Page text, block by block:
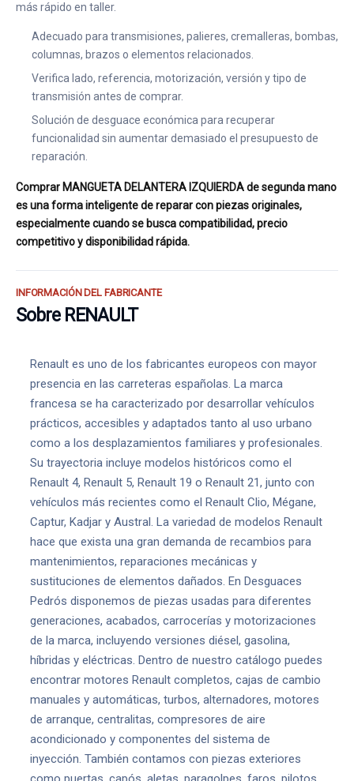
más rápido en taller.
Adecuado para transmisiones, palieres, cremalleras, bombas,
columnas, brazos o elementos relacionados.
Verifica lado, referencia, motorización, versión y tipo de
transmisión antes de comprar.
Solución de desguace económica para recuperar
funcionalidad sin aumentar demasiado el presupuesto de
reparación.
Comprar MANGUETA DELANTERA IZQUIERDA de segunda mano
es una forma inteligente de reparar con piezas originales,
especialmente cuando se busca compatibilidad, precio
competitivo y disponibilidad rápida.
INFORMACIÓN DEL FABRICANTE
Sobre RENAULT
Renault es uno de los fabricantes europeos con mayor
presencia en las carreteras españolas. La marca
francesa se ha caracterizado por desarrollar vehículos
prácticos, accesibles y adaptados tanto al uso urbano
como a los desplazamientos familiares y profesionales.
Su trayectoria incluye modelos históricos como el
Renault 4, Renault 5, Renault 19 o Renault 21, junto con
vehículos más recientes como el Renault Clio, Mégane,
Captur, Kadjar y Austral. La variedad de modelos Renault
hace que exista una gran demanda de recambios para
mantenimientos, reparaciones mecánicas y
sustituciones de elementos dañados. En Desguaces
Pedrós disponemos de piezas usadas para diferentes
generaciones, acabados, carrocerías y motorizaciones
de la marca, incluyendo versiones diésel, gasolina,
híbridas y eléctricas. Dentro de nuestro catálogo puedes
encontrar motores Renault completos, cajas de cambio
manuales y automáticas, turbos, alternadores, motores
de arranque, centralitas, compresores de aire
acondicionado y componentes del sistema de
inyección. También contamos con piezas exteriores